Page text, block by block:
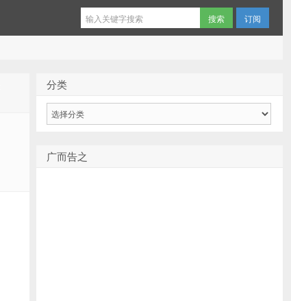
订阅
分类
广而告之